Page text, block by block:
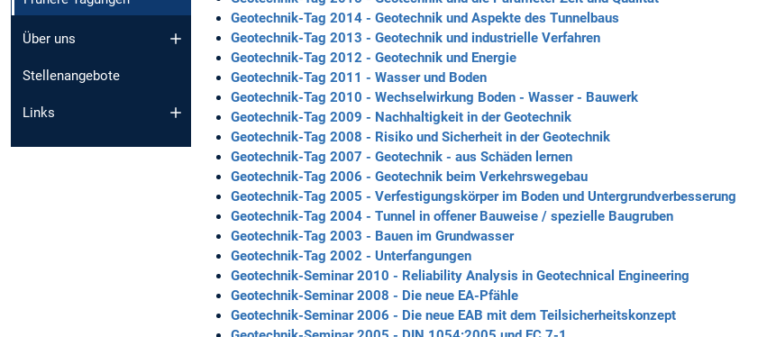
Über uns
Stellenangebote
Links
Geotechnik-Tag 2014 - Geotechnik und Aspekte des Tunnelbaus
Geotechnik-Tag 2013 - Geotechnik und industrielle Verfahren
Geotechnik-Tag 2012 - Geotechnik und Energie
Geotechnik-Tag 2011 - Wasser und Boden
Geotechnik-Tag 2010 - Wechselwirkung Boden - Wasser - Bauwerk
Geotechnik-Tag 2009 - Nachhaltigkeit in der Geotechnik
Geotechnik-Tag 2008 - Risiko und Sicherheit in der Geotechnik
Geotechnik-Tag 2007 - Geotechnik - aus Schäden lernen
Geotechnik-Tag 2006 - Geotechnik beim Verkehrswegebau
Geotechnik-Tag 2005 - Verfestigungskörper im Boden und Untergrundverbesserung
Geotechnik-Tag 2004 - Tunnel in offener Bauweise / spezielle Baugruben
Geotechnik-Tag 2003 - Bauen im Grundwasser
Geotechnik-Tag 2002 - Unterfangungen
Geotechnik-Seminar 2010 - Reliability Analysis in Geotechnical Engineering
Geotechnik-Seminar 2008 - Die neue EA-Pfähle
Geotechnik-Seminar 2006 - Die neue EAB mit dem Teilsicherheitskonzept